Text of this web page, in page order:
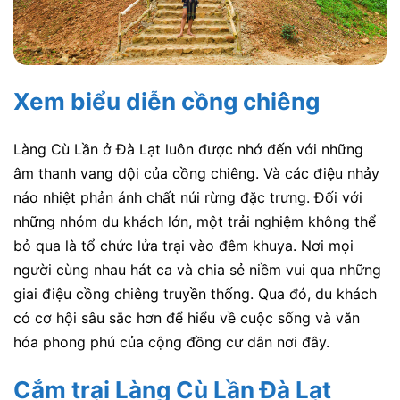
Xem biểu diễn cồng chiêng
Làng Cù Lần ở Đà Lạt luôn được nhớ đến với những
âm thanh vang dội của cồng chiêng. Và các điệu nhảy
náo nhiệt phản ánh chất núi rừng đặc trưng. Đối với
những nhóm du khách lớn, một trải nghiệm không thể
bỏ qua là tổ chức lửa trại vào đêm khuya. Nơi mọi
người cùng nhau hát ca và chia sẻ niềm vui qua những
giai điệu cồng chiêng truyền thống. Qua đó, du khách
có cơ hội sâu sắc hơn để hiểu về cuộc sống và văn
hóa phong phú của cộng đồng cư dân nơi đây.
Cắm trại Làng Cù Lần Đà Lạt